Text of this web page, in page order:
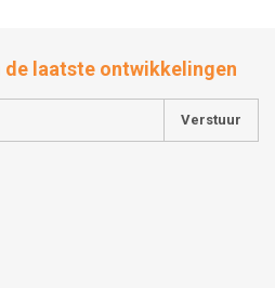
de laatste ontwikkelingen
Verstuur